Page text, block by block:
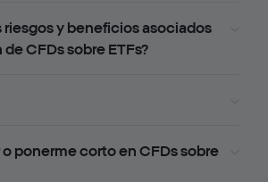
riesgos y beneficios asociados
CFDs sobre ETFs?
ponerme corto en CFDs sobre